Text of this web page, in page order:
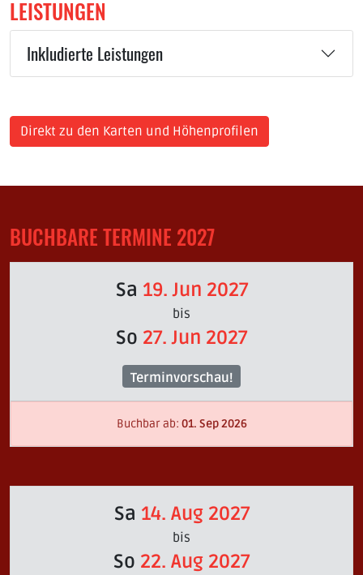
LEISTUNGEN
Inkludierte Leistungen
Direkt zu den Karten und Höhenprofilen
BUCHBARE TERMINE 2027
Sa 19. Jun 2027
bis
So 27. Jun 2027
Terminvorschau!
Buchbar ab: 01. Sep 2026
Sa 14. Aug 2027
bis
So 22. Aug 2027